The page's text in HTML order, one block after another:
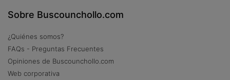
Sobre Buscounchollo.com
¿Quiénes somos?
FAQs - Preguntas Frecuentes
Opiniones de Buscounchollo.com
Web corporativa